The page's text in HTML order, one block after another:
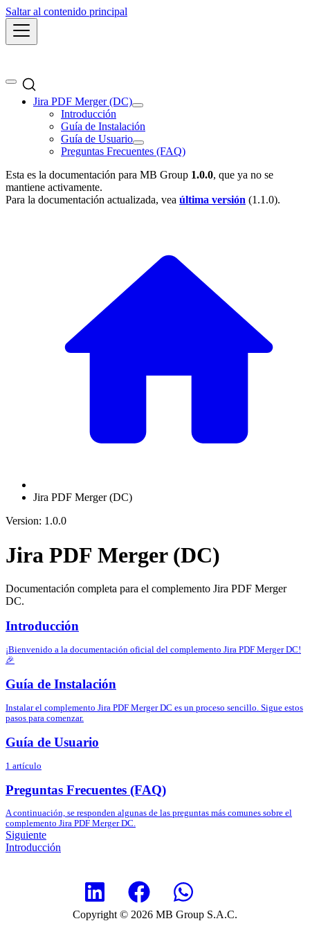
Saltar al contenido principal
Jira PDF Merger (DC)
Introducción
Guía de Instalación
Guía de Usuario
Preguntas Frecuentes (FAQ)
Esta es la documentación para MB Group 1.0.0, que ya no se
mantiene activamente.
Para la documentación actualizada, vea última versión (1.1.0).
Jira PDF Merger (DC)
Version: 1.0.0
Jira PDF Merger (DC)
Documentación completa para el complemento Jira PDF Merger
DC.
Introducción
¡Bienvenido a la documentación oficial del complemento Jira PDF Merger DC!
🎉
Guía de Instalación
Instalar el complemento Jira PDF Merger DC es un proceso sencillo. Sigue estos
pasos para comenzar.
Guía de Usuario
1 artículo
Preguntas Frecuentes (FAQ)
A continuación, se responden algunas de las preguntas más comunes sobre el
complemento Jira PDF Merger DC.
Siguiente
Introducción
Copyright © 2026 MB Group S.A.C.